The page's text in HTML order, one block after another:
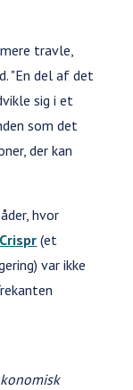
travle,
"En del af det
sig i et
som det
der kan
hvor
Crispr (et
var ikke